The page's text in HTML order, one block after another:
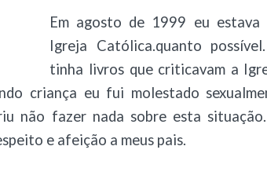
Em agosto de 1999 eu
Igreja Católica.quanto
tinha livros que criticavam a
criança eu fui molestado
não fazer nada sobre esta
e afeição a meus pais.